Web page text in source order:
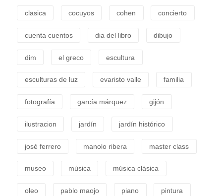
clasica cocuyos cohen concierto
cuenta cuentos dia del libro dibujo
dim el greco escultura
esculturas de luz evaristo valle familia
fotografía garcía márquez gijón
ilustracion jardín jardín histórico
josé ferrero manolo ribera master class
museo música música clásica
oleo pablo maojo piano pintura